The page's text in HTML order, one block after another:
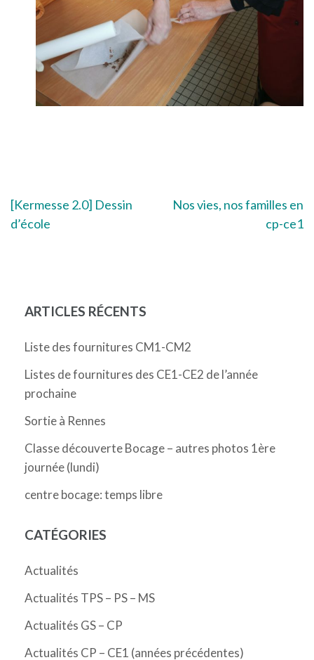
Navigation
[Kermesse 2.0] Dessin
d’école
Nos vies, nos familles en
cp-ce1
ARTICLES RÉCENTS
Liste des fournitures CM1-CM2
Listes de fournitures des CE1-CE2 de l’année
prochaine
Sortie à Rennes
Classe découverte Bocage – autres photos 1ère
journée (lundi)
centre bocage: temps libre
CATÉGORIES
Actualités
Actualités TPS – PS – MS
Actualités GS – CP
Actualités CP – CE1 (années précédentes)